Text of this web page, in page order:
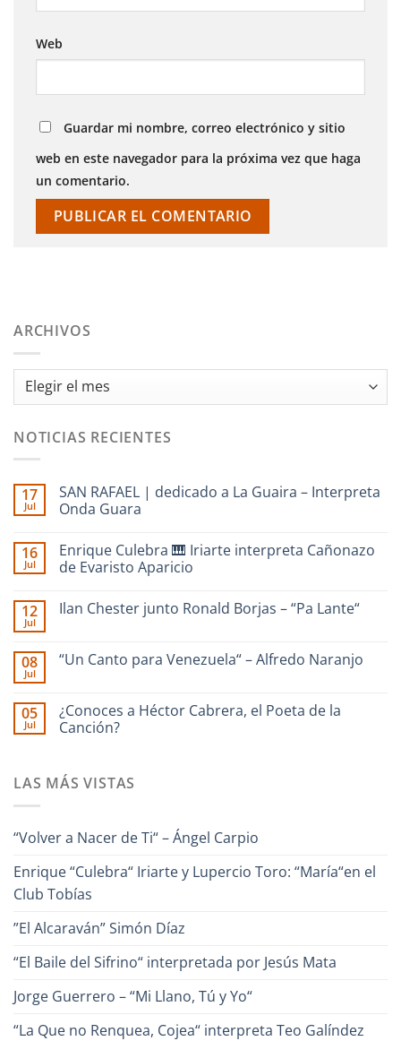
Web
Guardar mi nombre, correo electrónico y sitio
web en este navegador para la próxima vez que haga
un comentario.
ARCHIVOS
Archivos
NOTICIAS RECIENTES
17
Jul
SAN RAFAEL | dedicado a La Guaira – Interpreta
Onda Guara
comentarios
en
SAN
dedicado
–
Interpreta
16
Jul
Enrique Culebra 🎹 Iriarte interpreta Cañonazo
de Evaristo Aparicio
comentarios
🎹
Iriarte
de
Evaristo
Aparicio
12
Jul
Ilan Chester junto Ronald Borjas – “Pa Lante“
comentarios
en
Ronald
Borjas
–
08
Jul
“Un Canto para Venezuela“ – Alfredo Naranjo
comentarios
en
“Un
Canto
Alfredo
05
Jul
¿Conoces a Héctor Cabrera, el Poeta de la
Canción?
en
¿Conoces
el
la
Canción?
LAS MÁS VISTAS
“Volver a Nacer de Ti“ – Ángel Carpio
Enrique “Culebra“ Iriarte y Lupercio Toro: “María“en el
Club Tobías
”El Alcaraván” Simón Díaz
“El Baile del Sifrino“ interpretada por Jesús Mata
Jorge Guerrero – “Mi Llano, Tú y Yo“
“La Que no Renquea, Cojea“ interpreta Teo Galíndez